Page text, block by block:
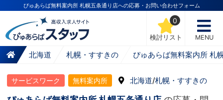
ぴゅあらば無料案内所 札幌五条通り店への応募・お問い合わせフォーム
検討リスト
0
MENU
北海道 札幌・すすきの ぴゅあらば無料案内所 札
サービスワーク 無料案内所 北海道/札幌・すすきの